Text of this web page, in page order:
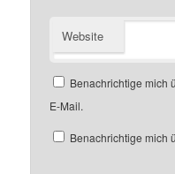
Website
Benachrichtige mich
E-Mail.
Benachrichtige mich